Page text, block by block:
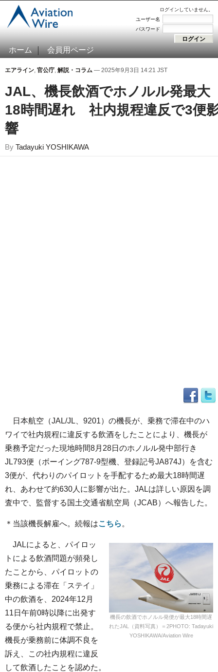
ログインしていません。
ユーザー名
パスワード
ホーム 会員用ページ
エアライン, 官公庁, 解説・コラム — 2025年9月3日 14:21 JST
JAL、機長飲酒でホノルル発最大
18時間遅れ 社内規程違反で3便
響
By Tadayuki YOSHIKAWA
日本航空（JAL/JL、9201）の機長が、乗務で滞在中のハ
ワイで社内規程に違反する飲酒をしたことにより、機長が
乗務予定だった現地時間8月28日のホノルル発中部行き
JL793便（ボーイング787-9型機、登録記号JA874J）を含む
3便が、代わりのパイロットを手配するため最大18時間遅
れ、あわせて約630人に影響が出た。JALは詳しい原因を調
査中で、監督する国土交通省航空局（JCAB）へ報告した。
＊当該機長解雇へ。続報はこちら 。
機長の飲酒でホノルル発便が最大18時間遅
れたJAL（資料写真）＝2PHOTO: Tadayuki
YOSHIKAWA/Aviation Wire
JALによると、パイロッ
トによる飲酒問題が頻発し
たことから、パイロットの
乗務による滞在「ステイ」
中の飲酒を、2024年12月
11日午前0時以降に出発す
る便から社内規程で禁止。
機長が乗務前に体調不良を
訴え、この社内規程に違反
して飲酒したことを認めた。